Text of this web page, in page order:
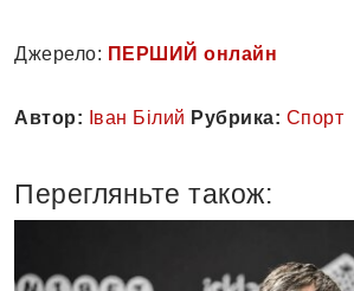
Джерело: ПЕРШИЙ онлайн
Автор: Іван Білий Рубрика: Спорт
Перегляньте також: